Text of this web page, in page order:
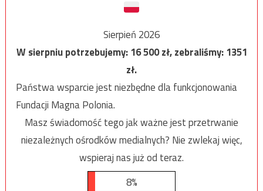
Sierpień 2026
W sierpniu potrzebujemy:16 500zł, zebraliśmy:1351
zł.
Państwa wsparcie jest niezbędne dla funkcjonowania
Fundacji Magna Polonia.
Masz świadomość tego jak ważne jest przetrwanie
niezależnych ośrodków medialnych? Nie zwlekaj więc,
wspieraj nas już od teraz.
8%